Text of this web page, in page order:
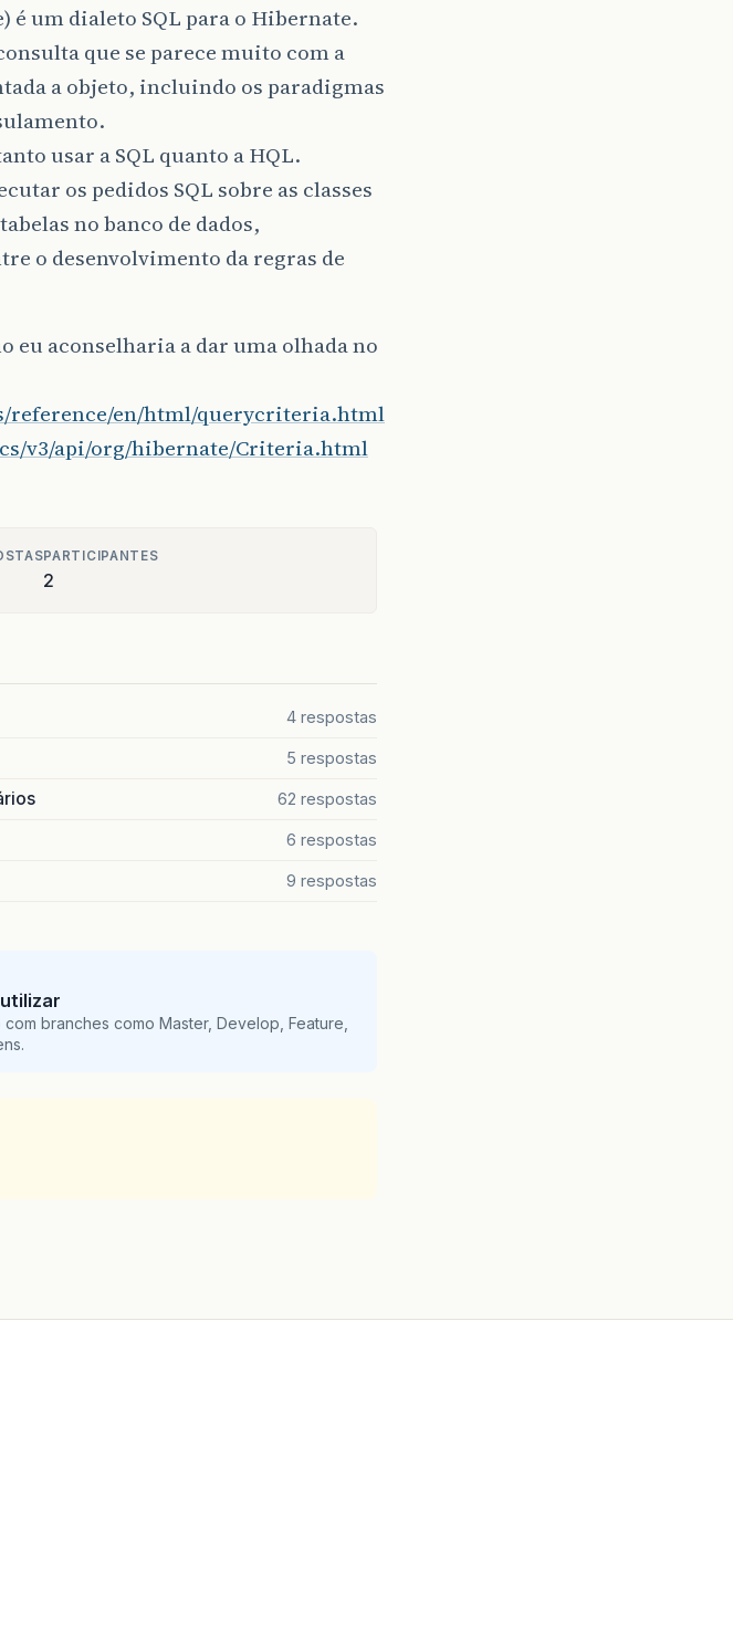
é um dialeto SQL para o Hibernate.
que se parece muito com a
a objeto, incluindo os paradigmas
usar a SQL quanto a HQL.
os pedidos SQL sobre as classes
no banco de dados,
o desenvolvimento da regras de
eu aconselharia a dar uma olhada no
reference/en/html/querycriteria.html
v3/api/org/hibernate/Criteria.html
PARTICIPANTES
2
4 respostas
5 respostas
62 respostas
6 respostas
9 respostas
branches como Master, Develop, Feature,